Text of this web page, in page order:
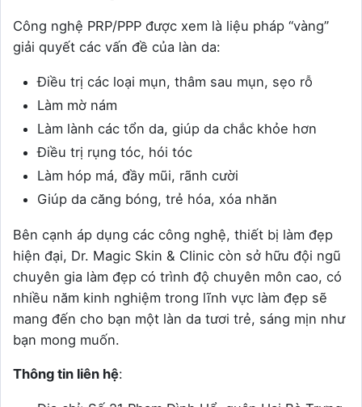
Công nghệ PRP/PPP được xem là liệu pháp “vàng”
giải quyết các vấn đề của làn da:
Điều trị các loại mụn, thâm sau mụn, sẹo rỗ
Làm mờ nám
Làm lành các tổn da, giúp da chắc khỏe hơn
Điều trị rụng tóc, hói tóc
Làm hóp má, đầy mũi, rãnh cười
Giúp da căng bóng, trẻ hóa, xóa nhăn
Bên cạnh áp dụng các công nghệ, thiết bị làm đẹp
hiện đại, Dr. Magic Skin & Clinic còn sở hữu đội ngũ
chuyên gia làm đẹp có trình độ chuyên môn cao, có
nhiều năm kinh nghiệm trong lĩnh vực làm đẹp sẽ
mang đến cho bạn một làn da tươi trẻ, sáng mịn như
bạn mong muốn.
Thông tin liên hệ: